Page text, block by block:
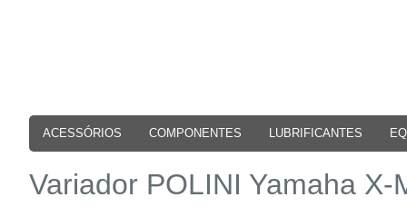
ACESSÓRIOS COMPONENTES LUBRIFICANTES
Variador POLINI Yamaha